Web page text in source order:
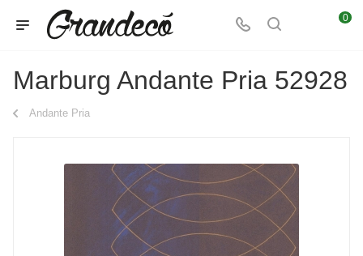
0
Marburg Andante Pria 52928
Andante Pria